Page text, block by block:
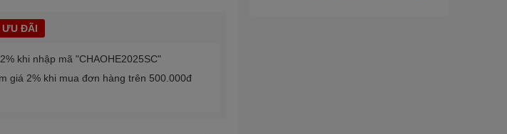
ƯU ĐÃI
khi nhập mã "CHAOHE2025SC"
giá 2% khi mua đơn hàng trên 500.000đ